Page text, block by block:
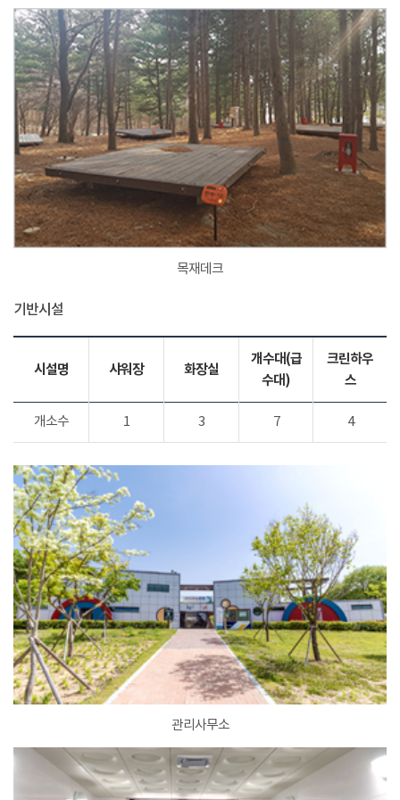
목재데크
기반시설
시설명 샤워장 화장실
개수대(급
수대)
크린하우
스
개소수 1 3 7 4
관리사무소